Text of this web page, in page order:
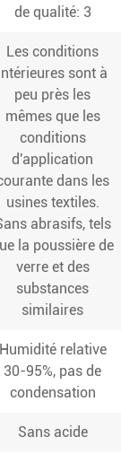
de qualité: 3
Les conditions
sont à
peu près les
mêmes que les
conditions
d'application
dans les
usines textiles.
abrasifs, tels
la poussière de
verre et des
substances
similaires
Humidité relative
30-95%, pas de
condensation
Sans acide